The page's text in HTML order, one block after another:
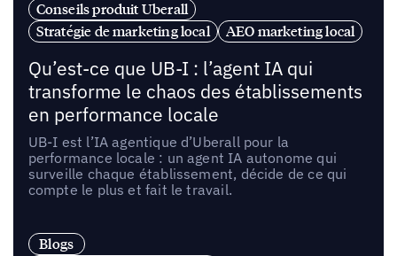
Conseils produit Uberall
Stratégie de marketing local
AEO marketing local
Qu’est-ce que UB-I : l’agent IA qui
transforme le chaos des établissements
en performance locale
UB-I est l’IA agentique d’Uberall pour la
performance locale : un agent IA autonome qui
surveille chaque établissement, décide de ce qui
compte le plus et fait le travail.
Blogs